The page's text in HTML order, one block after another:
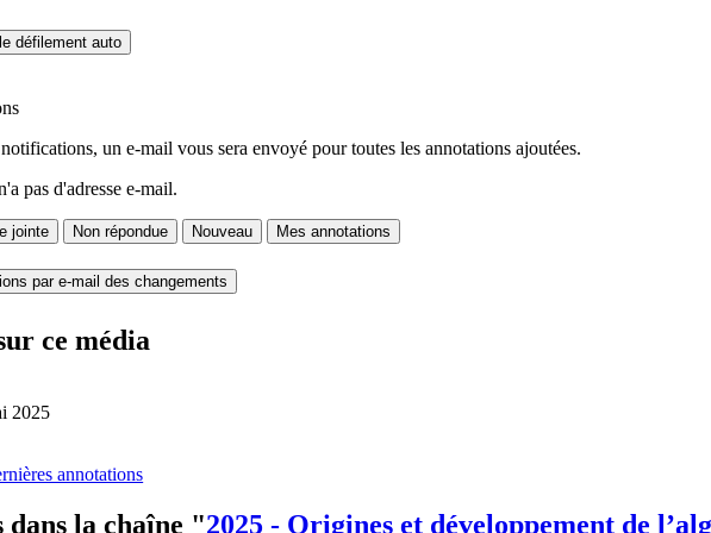
défilement auto
un e-mail vous sera envoyé pour toutes les annotations ajoutées.
pas d'adresse e-mail.
jointe Non répondue Nouveau
Mes annotations
par e-mail des changements
ce média
2025
annotations
dans la chaîne "2025 - Origines et développement de